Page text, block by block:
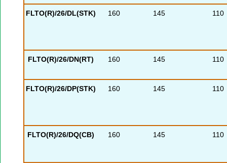
FLTO(R)/26/DL(STK) 160 145 110
FLTO(R)/26/DN(RT) 160 145 110
FLTO(R)/26/DP(STK) 160 145 110
FLTO(R)/26/DQ(CB) 160 145 110